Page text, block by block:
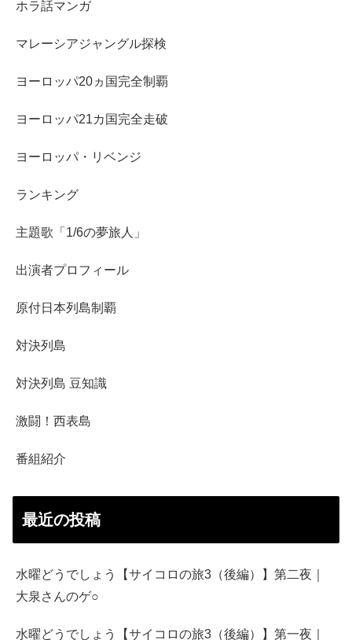
ホラ話マンガ
マレーシアジャングル探検
ヨーロッパ20ヵ国完全制覇
ヨーロッパ21カ国完全走破
ヨーロッパ・リベンジ
ランキング
主題歌「1/6の夢旅人」
出演者プロフィール
原付日本列島制覇
対決列島
対決列島 豆知識
激闘！西表島
番組紹介
最近の投稿
水曜どうでしょう【サイコロの旅3（後編）】第二夜｜
大泉さんのゲ○
水曜どうでしょう【サイコロの旅3（後編）】第一夜｜